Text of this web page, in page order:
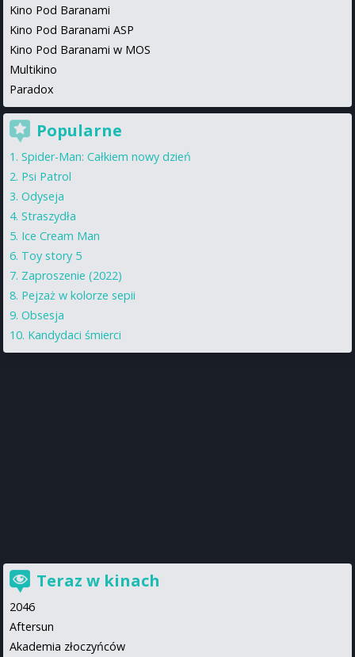
Kino Pod Baranami
Kino Pod Baranami ASP
Kino Pod Baranami w MOS
Multikino
Paradox
Popularne
Spider-Man: Całkiem nowy dzień
Psi Patrol
Odyseja
Straszydła
Ice Cream Man
Toy story 5
Zaproszenie (2022)
Pejzaż w kolorze sepii
Obsesja
Kandydaci śmierci
Teraz w kinach
2046
Aftersun
Akademia złoczyńców